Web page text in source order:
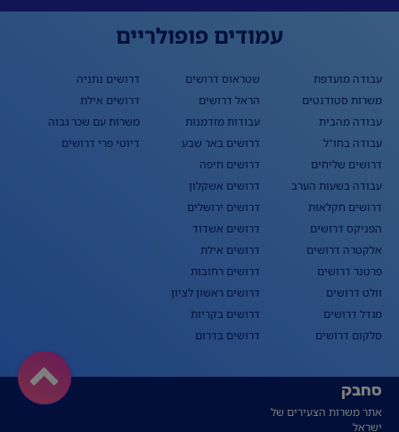
עמודים פופולריים
עבודה מועדפת
משרות סטודנטים
עבודה מהבית
עבודה בחו"ל
דרושים שליחים
עבודה בשעות הערב
דרושים חקלאות
הפניקס דרושים
אלקטרה דרושים
פרטנר דרושים
וולט דרושים
מגדל דרושים
סלקום דרושים
שטראוס דרושים
הראל דרושים
עבודות מזדמנות
דרושים באר שבע
דרושים חיפה
דרושים אשקלון
דרושים ירושלים
דרושים אשדוד
דרושים אילת
דרושים רחובות
דרושים ראשון לציון
דרושים בקריות
דרושים בדרום
דרושים נתניה
דרושים אילת
משרות עם שכר גבוה
דיוטי פרי דרושים
סחבק
אתר משרות הצעירים של
ישראל